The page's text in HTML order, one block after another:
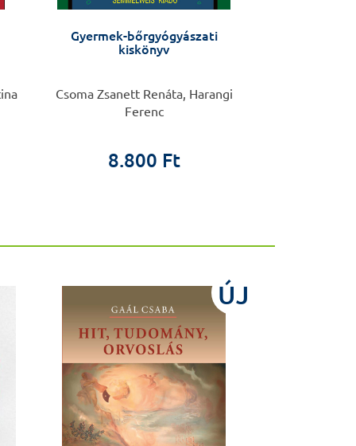
Gyermek-bőrgyógyászati
kiskönyv
Csoma Zsanett Renáta, Harangi
Ferenc
8.800 Ft
ÚJ